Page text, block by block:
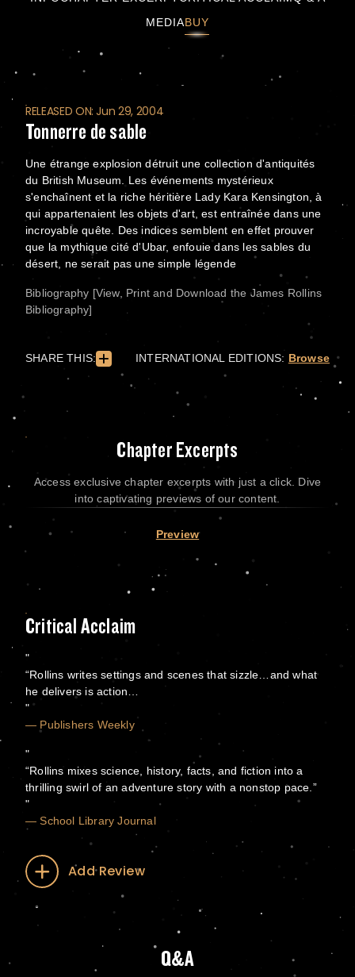
MEDIABUY
RELEASED ON: Jun 29, 2004
Tonnerre de sable
Une étrange explosion détruit une collection d'antiquités
du British Museum. Les événements mystérieux
s'enchaînent et la riche héritière Lady Kara Kensington, à
qui appartenaient les objets d'art, est entraînée dans une
incroyable quête. Des indices semblent en effet prouver
que la mythique cité d'Ubar, enfouie dans les sables du
désert, ne serait pas une simple légende
Bibliography [View, Print and Download the James Rollins
Bibliography]
SHARE THIS: INTERNATIONAL EDITIONS: Browse
Chapter Excerpts
Access exclusive chapter excerpts with just a click. Dive
into captivating previews of our content.
Preview
Critical Acclaim
“Rollins writes settings and scenes that sizzle…and what
he delivers is action…
— Publishers Weekly
“Rollins mixes science, history, facts, and fiction into a
thrilling swirl of an adventure story with a nonstop pace.”
— School Library Journal
Add Review
Q&A